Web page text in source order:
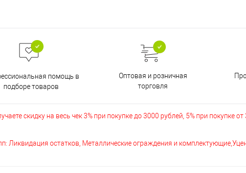
помощь в
подборе товаров
Оптовая и розничная
торговля
скидку на весь чек 3% при покупке до 3000 рублей, 5% при покупке
Ликвидация остатков, Металлические ограждения и